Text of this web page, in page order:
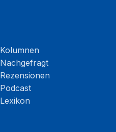
Kolumnen
Nachgefragt
Rezensionen
Podcast
Lexikon